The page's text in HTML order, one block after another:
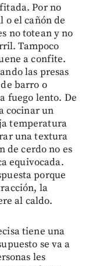
Por no
o el cañón de
no totean y no
Tampoco
a confite.
las presas
barro o
fuego lento. De
cocinar un
temperatura
una textura
de cerdo no es
equivocada.
porque
la
al caldo.
tiene una
se va a
les